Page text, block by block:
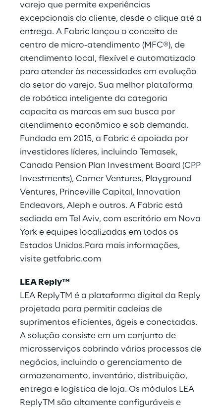
varejo que permite experiências
excepcionais do cliente, desde o clique até a
entrega. A Fabric lançou o conceito de
centro de micro-atendimento (MFC®), de
atendimento local, flexível e automatizado
para atender às necessidades em evolução
do setor do varejo. Sua melhor plataforma
de robótica inteligente da categoria
capacita as marcas em sua busca por
atendimento econômico e sob demanda.
Fundada em 2015, a Fabric é apoiada por
investidores líderes, incluindo Temasek,
Canada Pension Plan Investment Board (CPP
Investments), Corner Ventures, Playground
Ventures, Princeville Capital, Innovation
Endeavors, Aleph e outros. A Fabric está
sediada em Tel Aviv, com escritório em Nova
York e equipes localizadas em todos os
Estados Unidos.Para mais informações,
visite getfabric.com
LEA Reply™
LEA ReplyTM é a plataforma digital da Reply
projetada para permitir cadeias de
suprimentos eficientes, ágeis e conectadas.
A solução consiste em um conjunto de
microsserviços cobrindo vários processos de
negócios, incluindo o gerenciamento de
armazenamento, inventário, distribuição,
entrega e logística de loja. Os módulos LEA
ReplyTM são altamente configuráveis e